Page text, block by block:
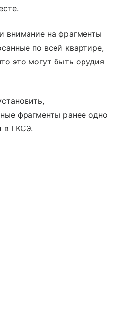
внимание на фрагменты
по всей квартире,
это могут быть орудия
фрагменты ранее одно
в ГКСЭ.